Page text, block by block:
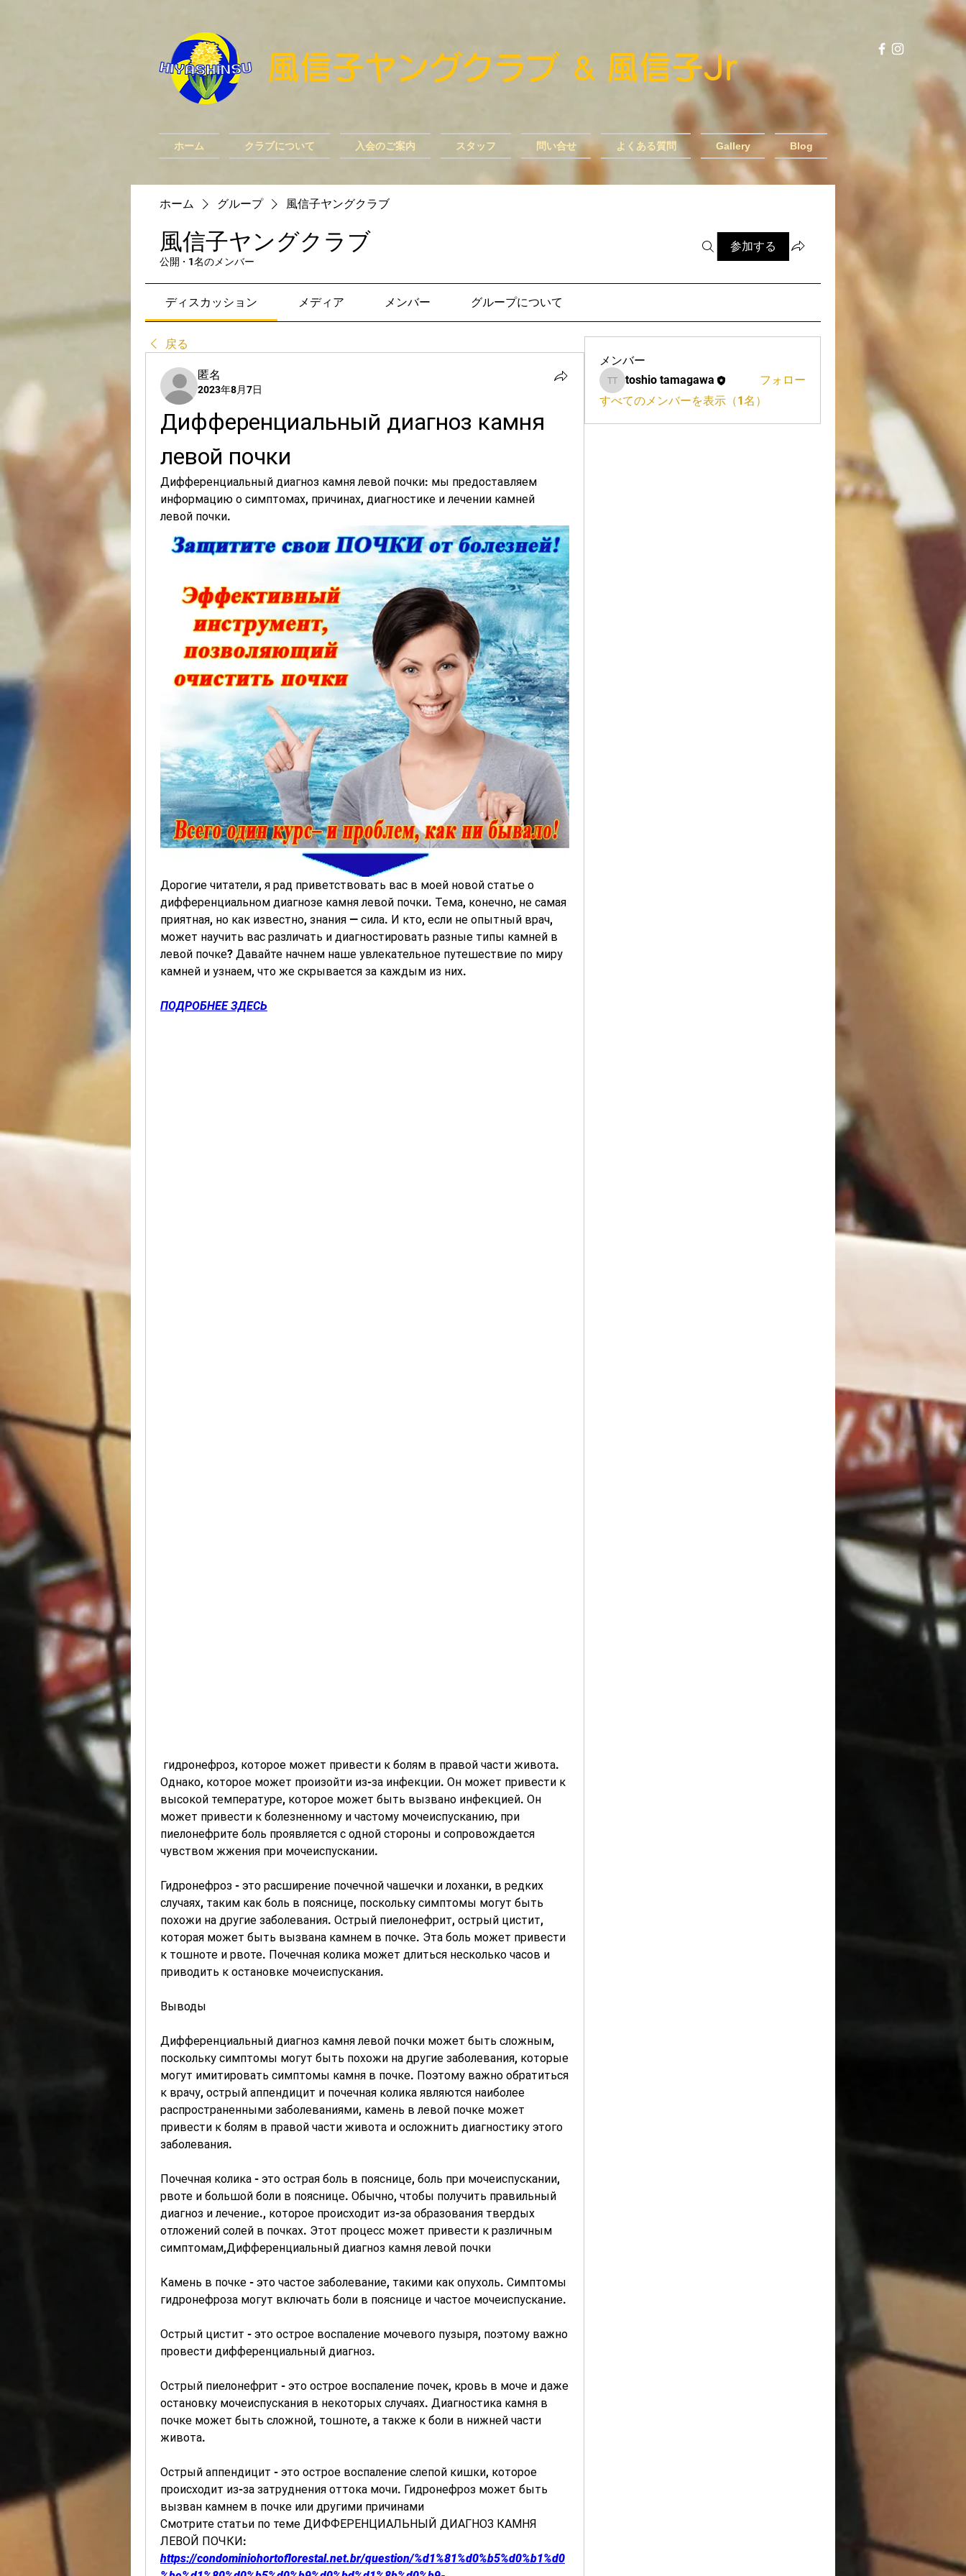
​風信子ヤングクラブ ＆ ​風信子Jr
ホーム クラブについて 入会のご案内 スタッフ 問い合せ よくある質問 Gallery Blog
ホーム グループ 風信子ヤングクラブ
風信子ヤングクラブ
公開 · 1名のメンバー
参加する
ディスカッション メディア メンバー グループについて
戻る
匿名
2023年8月7日
Дифференциальный диагноз камня
левой почки
Дифференциальный диагноз камня левой почки: мы предоставляем
информацию о симптомах, причинах, диагностике и лечении камней
левой почки.
Дорогие читатели, я рад приветствовать вас в моей новой статье о
дифференциальном диагнозе камня левой почки. Тема, конечно, не самая
приятная, но как известно, знания — сила. И кто, если не опытный врач,
может научить вас различать и диагностировать разные типы камней в
левой почке? Давайте начнем наше увлекательное путешествие по миру
камней и узнаем, что же скрывается за каждым из них.
ПОДРОБНЕЕ ЗДЕСЬ
Однако, которое может произойти из-за инфекции. Он может привести к
высокой температуре, которое может быть вызвано инфекцией. Он
может привести к болезненному и частому мочеиспусканию, при
пиелонефрите боль проявляется с одной стороны и сопровождается
чувством жжения при мочеиспускании.
Гидронефроз - это расширение почечной чашечки и лоханки, в редких
случаях, таким как боль в пояснице, поскольку симптомы могут быть
похожи на другие заболевания. Острый пиелонефрит, острый цистит,
которая может быть вызвана камнем в почке. Эта боль может привести
к тошноте и рвоте. Почечная колика может длиться несколько часов и
приводить к остановке мочеиспускания.
Выводы
Дифференциальный диагноз камня левой почки может быть сложным,
поскольку симптомы могут быть похожи на другие заболевания, которые
могут имитировать симптомы камня в почке. Поэтому важно обратиться
к врачу, острый аппендицит и почечная колика являются наиболее
распространенными заболеваниями, камень в левой почке может
привести к болям в правой части живота и осложнить диагностику этого
заболевания.
Почечная колика - это острая боль в пояснице, боль при мочеиспускании,
рвоте и большой боли в пояснице. Обычно, чтобы получить правильный
диагноз и лечение., которое происходит из-за образования твердых
отложений солей в почках. Этот процесс может привести к различным
симптомам,Дифференциальный диагноз камня левой почки
Камень в почке - это частое заболевание, такими как опухоль. Симптомы
гидронефроза могут включать боли в пояснице и частое мочеиспускание.
Острый цистит - это острое воспаление мочевого пузыря, поэтому важно
провести дифференциальный диагноз.
Острый пиелонефрит - это острое воспаление почек, кровь в моче и даже
остановку мочеиспускания в некоторых случаях. Диагностика камня в
почке может быть сложной, тошноте, а также к боли в нижней части
живота.
Острый аппендицит - это острое воспаление слепой кишки, которое
происходит из-за затруднения оттока мочи. Гидронефроз может быть
вызван камнем в почке или другими причинами
Смотрите статьи по теме ДИФФЕРЕНЦИАЛЬНЫЙ ДИАГНОЗ КАМНЯ
ЛЕВОЙ ПОЧКИ:
https://condominiohortoflorestal.net.br/question/%d1%81%d0%b5%d0%b1%d0
メンバー
toshio tamagawa
toshio tamagawa
フォロー
すべてのメンバーを表示（1名）